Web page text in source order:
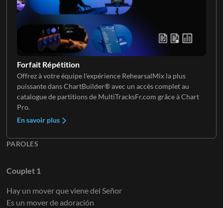
Guitare Électrique 5
Guitare Électrique 6
Clavier 4
Clavier 5
Clavier 6
Chorale
Forfait Répétition
Offrez à votre équipe l'expérience RehearsalMix la plus
puissante dans ChartBuilder® avec un accès complet au
catalogue de partitions de MultiTracksFr.com grâce à Chart
Pro.
En savoir plus
PAROLES
Couplet 1
Hay un mover que viene del Señor
Es un mover de adoración